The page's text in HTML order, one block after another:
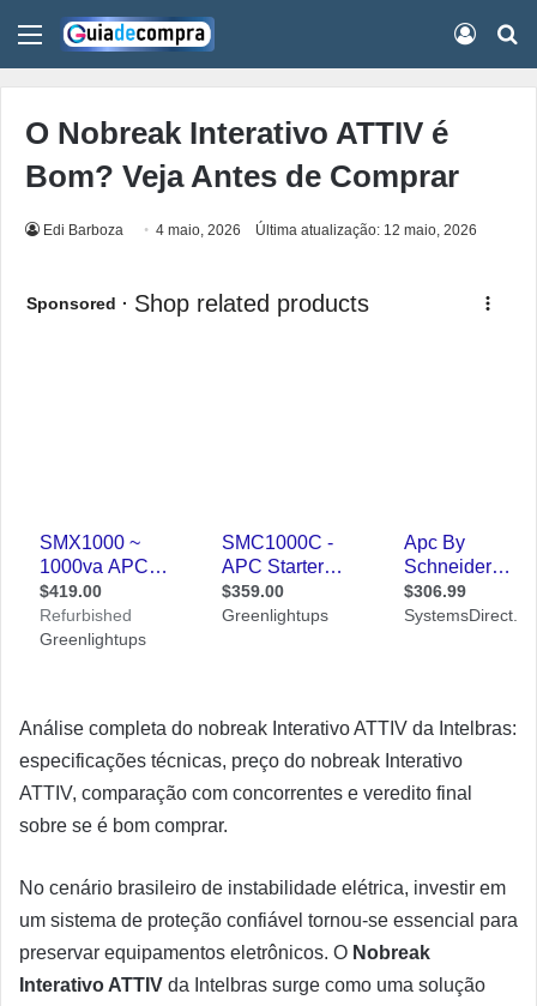
Menu
O Nobreak Interativo ATTIV é
Bom? Veja Antes de Comprar
Edi Barboza 4 maio, 2026 Última atualização: 12 maio, 2026
Análise completa do nobreak Interativo ATTIV da Intelbras:
especificações técnicas, preço do nobreak Interativo
ATTIV, comparação com concorrentes e veredito final
sobre se é bom comprar.
No cenário brasileiro de instabilidade elétrica, investir em
um sistema de proteção confiável tornou-se essencial para
preservar equipamentos eletrônicos. O Nobreak
Interativo ATTIV da Intelbras surge como uma solução